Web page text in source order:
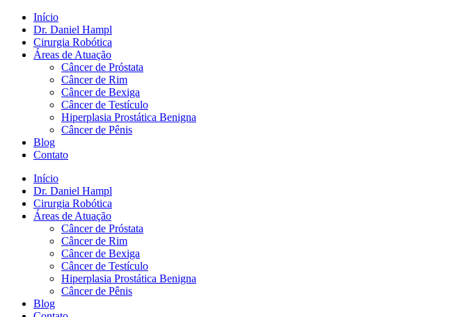
Início
Dr. Daniel Hampl
Cirurgia Robótica
Áreas de Atuação
Câncer de Próstata
Câncer de Rim
Câncer de Bexiga
Câncer de Testículo
Hiperplasia Prostática Benigna
Câncer de Pênis
Blog
Contato
Início
Dr. Daniel Hampl
Cirurgia Robótica
Áreas de Atuação
Câncer de Próstata
Câncer de Rim
Câncer de Bexiga
Câncer de Testículo
Hiperplasia Prostática Benigna
Câncer de Pênis
Blog